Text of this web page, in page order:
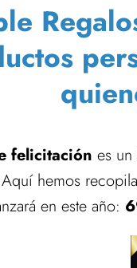
felicitación es
hemos
en este año: